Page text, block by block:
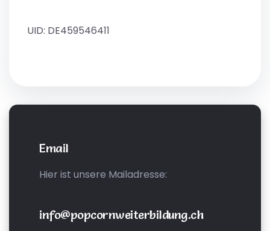
UID: DE459546411
Email
Hier ist unsere Mailadresse:
info@popcornweiterbildung.ch